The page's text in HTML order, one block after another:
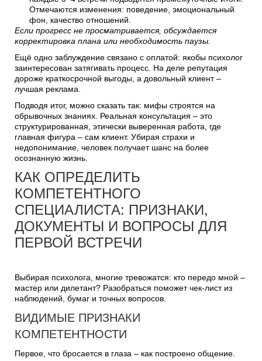
Отмечаются изменения: поведение, эмоциональный
фон, качество отношений.
Если прогресс не просматривается, обсуждается
корректировка плана или необходимость паузы.
Ещё одно заблуждение связано с оплатой: якобы психолог
заинтересован затягивать процесс. На деле репутация
дороже краткосрочной выгоды, а довольный клиент –
лучшая реклама.
Подводя итог, можно сказать так: мифы строятся на
обрывочных знаниях. Реальная консультация – это
структурированная, этически выверенная работа, где
главная фигура – сам клиент. Убирая страхи и
недопонимание, человек получает шанс на более
осознанную жизнь.
КАК ОПРЕДЕЛИТЬ
КОМПЕТЕНТНОГО
СПЕЦИАЛИСТА: ПРИЗНАКИ,
ДОКУМЕНТЫ И ВОПРОСЫ ДЛЯ
ПЕРВОЙ ВСТРЕЧИ
Выбирая психолога, многие тревожатся: кто передо мной –
мастер или дилетант? Разобраться поможет чек-лист из
наблюдений, бумаг и точных вопросов.
ВИДИМЫЕ ПРИЗНАКИ
КОМПЕТЕНТНОСТИ
Первое, что бросается в глаза – как построено общение.